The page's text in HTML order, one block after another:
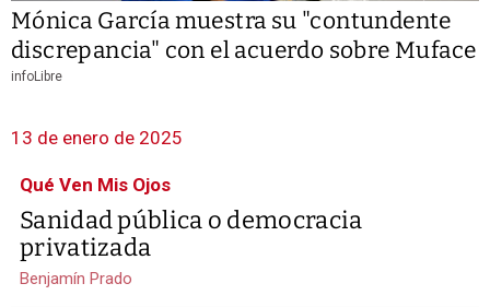
Mónica García muestra su "contundente
discrepancia" con el acuerdo sobre Muface
infoLibre
13 de enero de 2025
Qué Ven Mis Ojos
Sanidad pública o democracia
privatizada
Benjamín Prado